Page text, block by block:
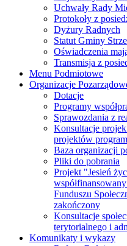
Uchwały Rady
Protokoły z
Dyżury Radnych
Statut Gminy
Oświadczenia
Transmisja z
Menu Podmiotowe
Organizacje
Dotacje
Programy
Sprawozdania z
Konsultacje
projektów
Baza organizacji
Pliki do pobrania
Projekt "Jesień
Funduszu
zakończony
Konsultacje
terytorialnego i
Komunikaty i wykazy